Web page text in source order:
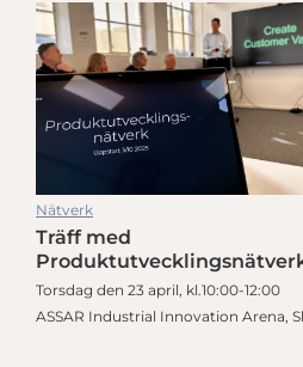
Nätverk
Träff med
Torsdag den 23 april, kl.10:00-12:00
ASSAR Industrial Innovation Arena,
IDC Tipsar: Internationella
IDC Tipsar: Internationella